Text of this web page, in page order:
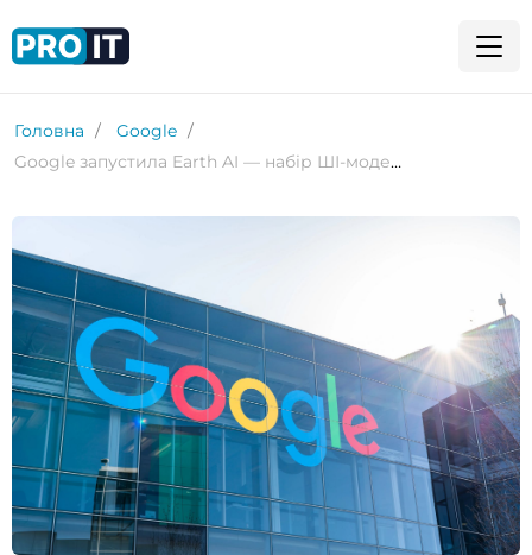
Головна
Google
Google запустила Earth AI — набір ШІ-моделей для клімату, урбаністики та надзвичайних ситуацій